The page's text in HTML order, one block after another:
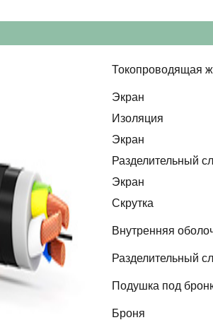
Токопроводящая
Экран
Изоляция
Экран
Разделительный
Экран
Скрутка
Внутренняя
Разделительный
Подушка под
Броня